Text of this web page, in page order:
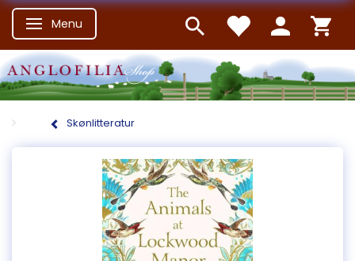
Skifte navigation
Menu
Skønlitteratur